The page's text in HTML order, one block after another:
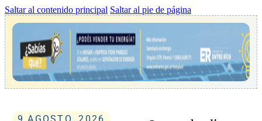
Saltar al contenido principal Saltar al pie de página